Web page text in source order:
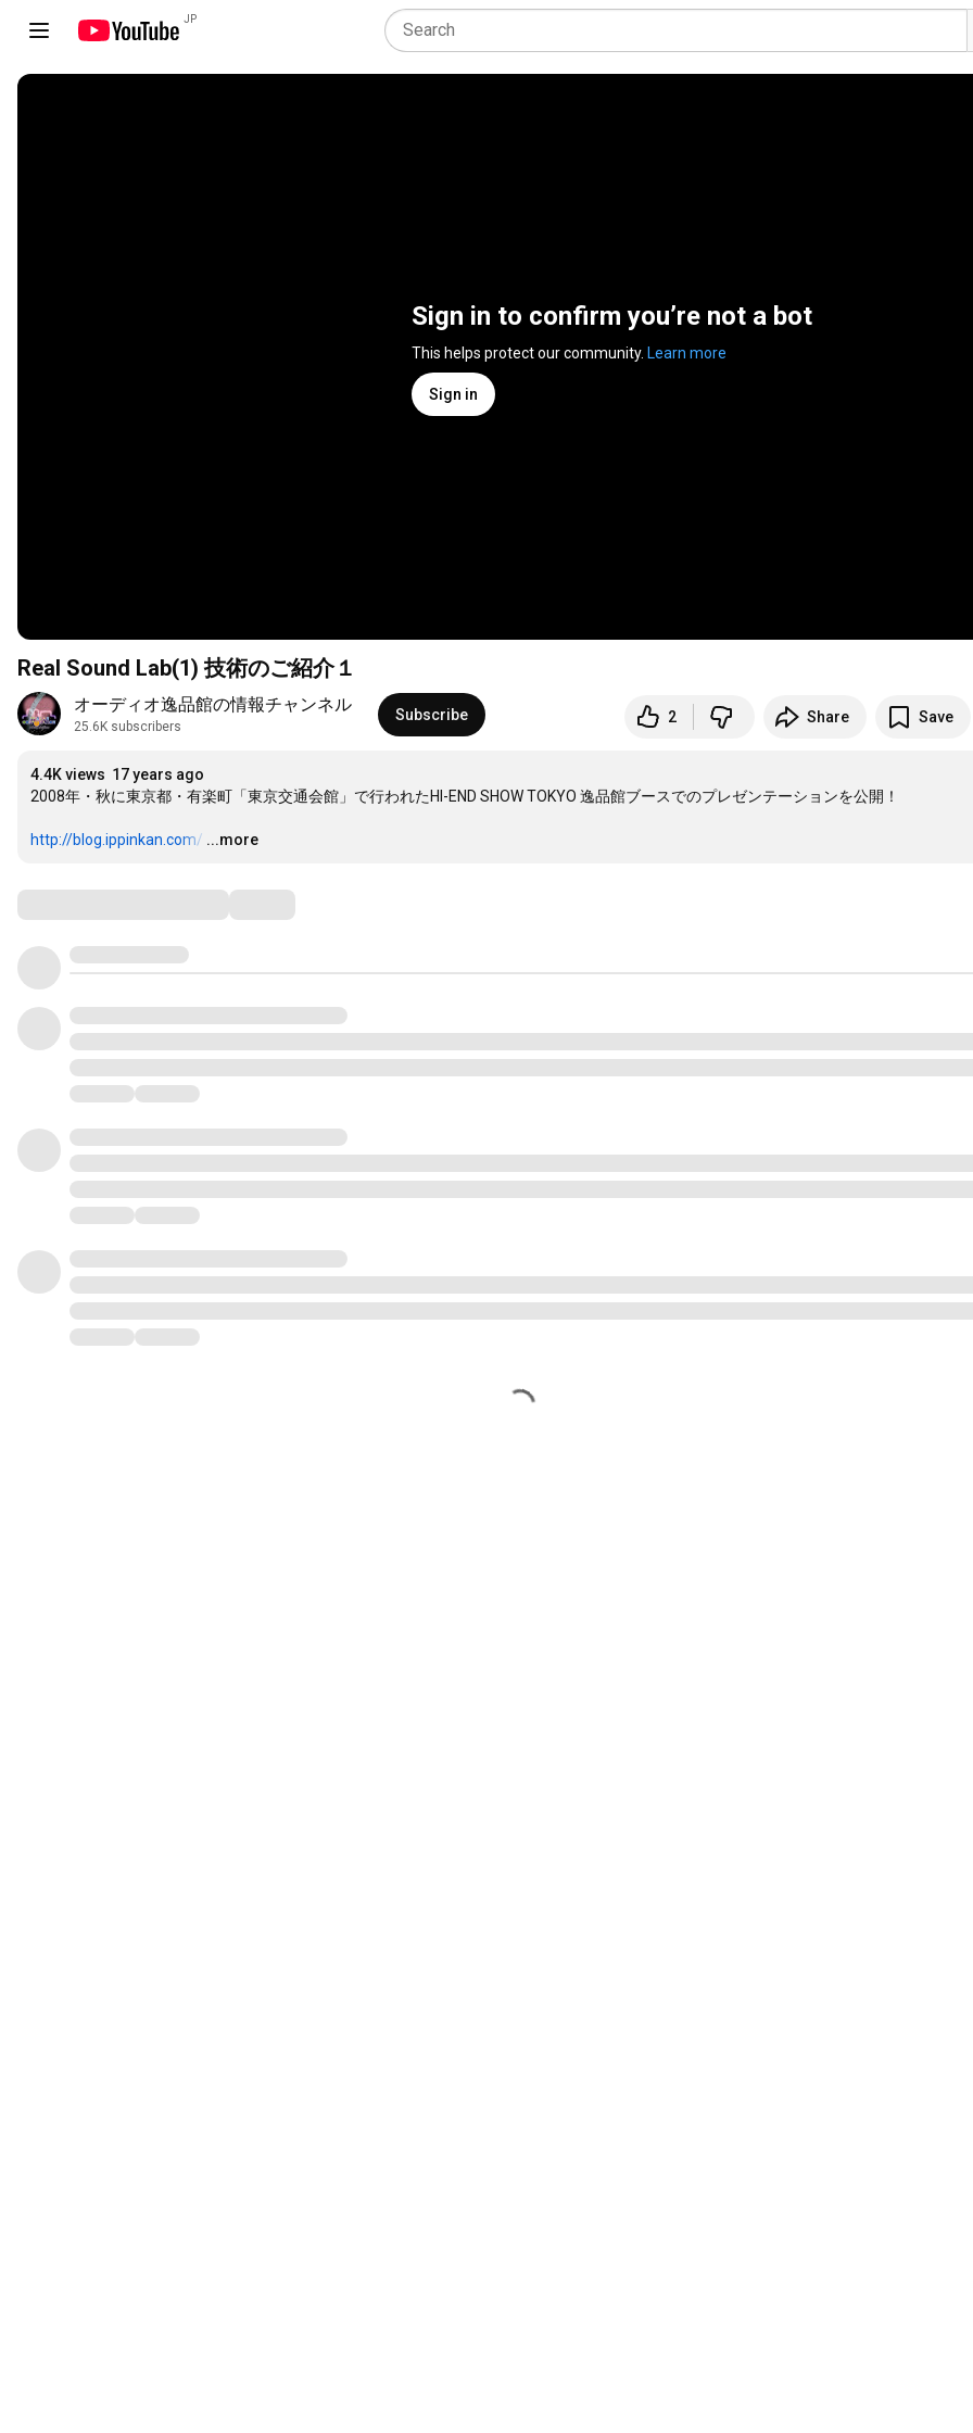
JP
Sign in to confirm you’re not a bot
This helps protect our community. Learn more
Sign in
Real Sound Lab(1) 技術のご紹介１
オーディオ逸品館の情報チャンネル
25.6K subscribers
Subscribe 2 Share Save
4.4K views 17 years ago
2008年・秋に東京都・有楽町「東京交通会館」で行われたHI-END SHOW TOKYO 逸品館ブースでのプレゼンテーションを公開！
http://blog.ippinkan.com/ …
...more